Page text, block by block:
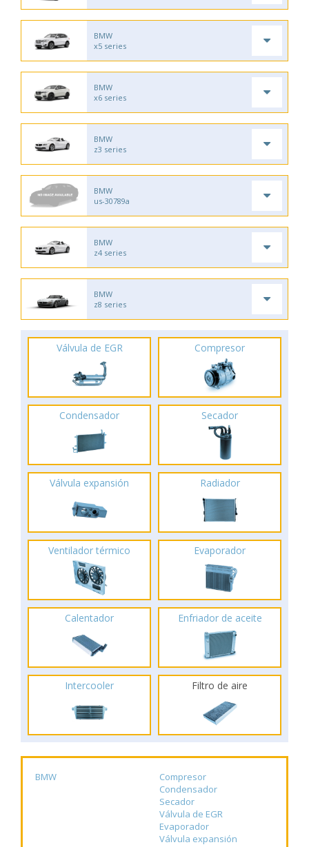
BMW
x5 series
BMW
x6 series
BMW
z3 series
BMW
us-30789a
BMW
z4 series
BMW
z8 series
Válvula de EGR Compresor
Condensador Secador
Válvula expansión Radiador
Ventilador térmico Evaporador
Calentador Enfriador de aceite
Intercooler Filtro de aire
BMW
Compresor
Condensador
Secador
Válvula de EGR
Evaporador
Válvula expansión